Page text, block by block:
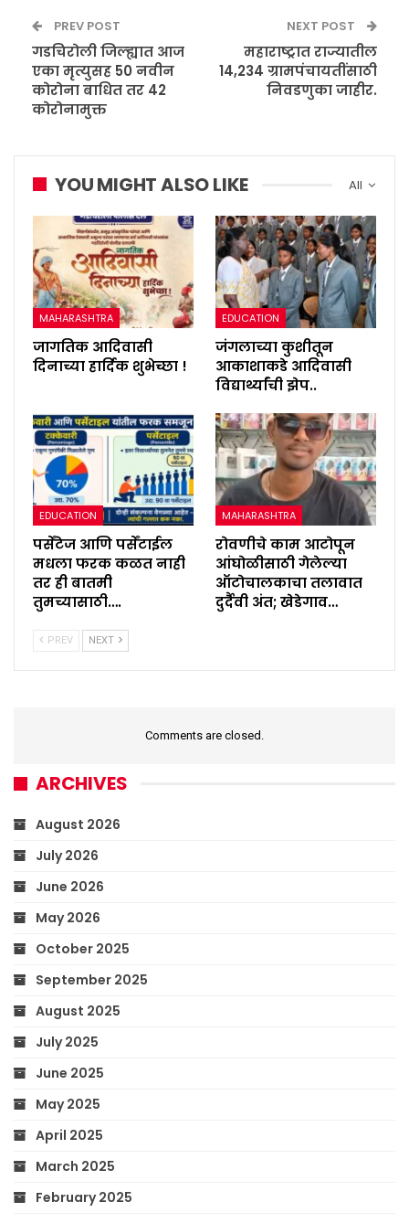
PREV POST
गडचिरोली जिल्ह्यात आज
एका मृत्युसह 50 नवीन
कोरोना बाधित तर 42
कोरोनामुक्त
NEXT POST
महाराष्ट्रात राज्यातील
14,234 ग्रामपंचायतींसाठी
निवडणुका जाहीर.
All
YOU MIGHT ALSO LIKE
MAHARASHTRA
जागतिक आदिवासी
दिनाच्या हार्दिक शुभेच्छा !
EDUCATION
जंगलाच्या कुशीतून
आकाशाकडे आदिवासी
विद्यार्थ्यांची झेप..
EDUCATION
पर्सेंटेज आणि पर्सेंटाईल
मधला फरक कळत नाही
तर ही बातमी
तुमच्यासाठी….
MAHARASHTRA
रोवणीचे काम आटोपून
आंघोळीसाठी गेलेल्या
ऑटोचालकाचा तलावात
दुर्दैवी अंत; खेडेगाव…
PREV NEXT
Comments are closed.
ARCHIVES
August 2026
July 2026
June 2026
May 2026
October 2025
September 2025
August 2025
July 2025
June 2025
May 2025
April 2025
March 2025
February 2025